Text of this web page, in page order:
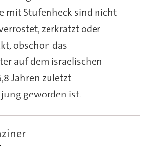
mit Stufenheck sind nicht
zerkratzt oder
obschon das
auf dem israelischen
Jahren zuletzt
geworden ist.